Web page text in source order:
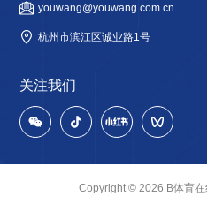
youwang@youwang.com.cn
杭州市滨江区诚业路1号
关注我们
Copyright © 2026 B体育在